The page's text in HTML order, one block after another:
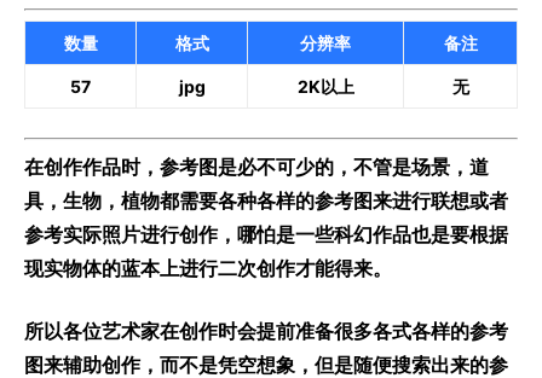
数量 格式 分辨率 备注
57 jpg 2K以上 无
在创作作品时，参考图是必不可少的，不管是场景，道
具，生物，植物都需要各种各样的参考图来进行联想或者
参考实际照片进行创作，哪怕是一些科幻作品也是要根据
现实物体的蓝本上进行二次创作才能得来。
所以各位艺术家在创作时会提前准备很多各式各样的参考
图来辅助创作，而不是凭空想象，但是随便搜索出来的参